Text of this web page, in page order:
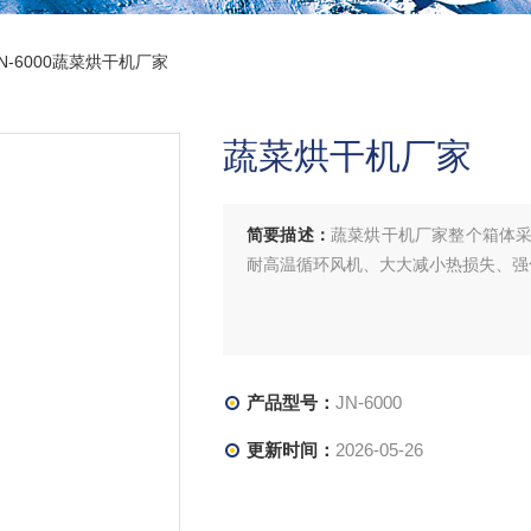
6000蔬菜烘干机厂家
蔬菜烘干机厂家
简要描述： 蔬菜烘干机厂家整个箱体
耐高温循环风机、大大减小热损失、
产品型号： JN-6000
更新时间： 2026-05-26